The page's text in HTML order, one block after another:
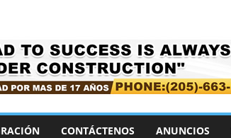
CONTÁCTENOS ANUNCIOS